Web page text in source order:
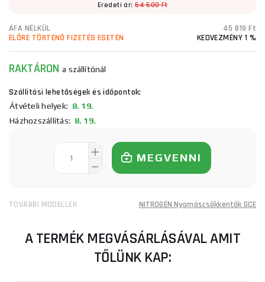
Eredeti ár:64 600 Ft
ÁFA NÉLKÜL
45 819 Ft
ELŐRE TÖRTÉNŐ FIZETÉS ESETÉN
KEDVEZMÉNY 1 %
RAKTÁRONa szállítónál
Szállítási lehetőségek és időpontok:
Átvételi helyek: 8. 19.
Házhozszállítás: 8. 19.
MEGVENNI
TOVÁBBI MODELLEK NITROGÉN Nyomáscsökkentők GCE
A TERMÉK MEGVÁSÁRLÁSÁVAL AMIT
TŐLÜNK KAP: